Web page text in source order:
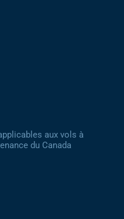
aux vols à
du Canada